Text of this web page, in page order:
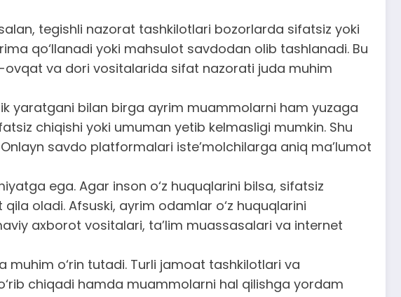
tegishli nazorat tashkilotlari bozorlarda sifatsiz yoki
qo‘llanadi yoki mahsulot savdodan olib tashlanadi. Bu
ovqat va dori vositalarida sifat nazorati juda muhim
yaratgani bilan birga ayrim muammolarni ham yuzaga
chiqishi yoki umuman yetib kelmasligi mumkin. Shu
savdo platformalari iste’molchilarga aniq ma’lumot
ega. Agar inson o‘z huquqlarini bilsa, sifatsiz
oladi. Afsuski, ayrim odamlar o‘z huquqlarini
axborot vositalari, ta’lim muassasalari va internet
o‘rin tutadi. Turli jamoat tashkilotlari va
chiqadi hamda muammolarni hal qilishga yordam